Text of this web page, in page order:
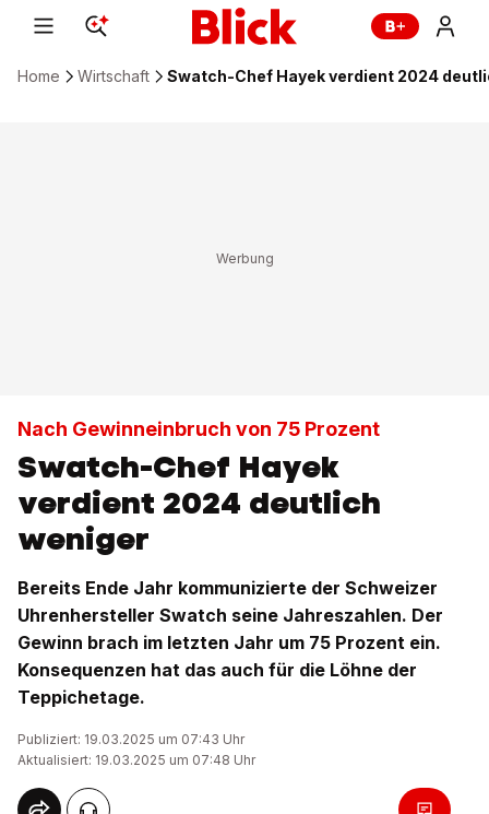
Home Wirtschaft Swatch-Chef Hayek verdient 2024
Nach Gewinneinbruch von 75 Prozent
Swatch-Chef Hayek
verdient 2024 deutlich
weniger
Bereits Ende Jahr kommunizierte der Schweizer
Uhrenhersteller Swatch seine Jahreszahlen. Der
Gewinn brach im letzten Jahr um 75 Prozent ein.
Konsequenzen hat das auch für die Löhne der
Teppichetage.
Publiziert: 19.03.2025 um 07:43 Uhr
Aktualisiert: 19.03.2025 um 07:48 Uhr